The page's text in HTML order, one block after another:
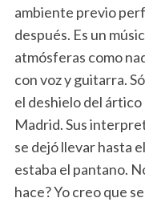
ambiente previo
después. Es un
atmósferas como
con voz y guitarra.
el deshielo del
Madrid. Sus
se dejó llevar hasta
estaba el pantano.
hace? Yo creo que